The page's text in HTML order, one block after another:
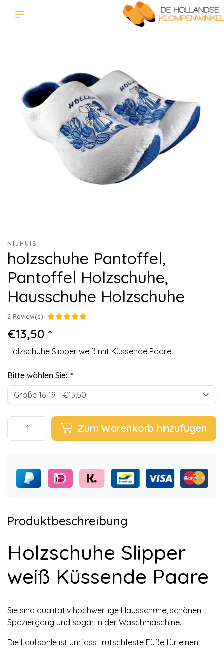
NIJHUIS
holzschuhe Pantoffel,
Pantoffel Holzschuhe,
Hausschuhe Holzschuhe
2 Review(s)
€13,50 *
Holzschuhe Slipper weiß mit Küssende Paare
Bitte wählen Sie: *
Zum Warenkorb hinzufügen
Produktbeschreibung
Holzschuhe Slipper
weiß Küssende Paare
Sie sind qualitativ hochwertige Hausschuhe, schönen
Spaziergang und sogar in der Waschmaschine.
Die Laufsohle ist umfasst rutschfeste Füße für einen